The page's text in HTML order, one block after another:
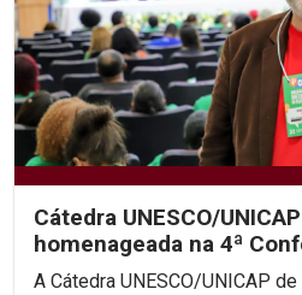
Cátedra UNESCO/
homenageada na 4ª
de Direitos Humanos
A Cátedra UNESCO/UNICAP